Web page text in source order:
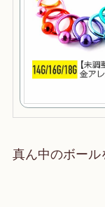
真ん中のボール